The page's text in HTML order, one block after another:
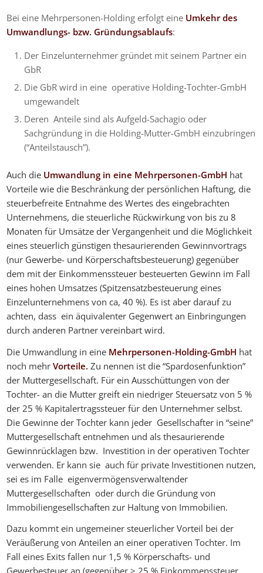
Bei eine Mehrpersonen-Holding erfolgt eine Umkehr des
Umwandlungs- bzw. Gründungsablaufs:
Der Einzelunternehmer gründet mit seinem Partner ein
GbR
Die GbR wird in eine operative Holding-Tochter-GmbH
umgewandelt
Deren Anteile sind als Aufgeld-Sachagio oder
Sachgründung in die Holding-Mutter-GmbH einzubringen
(“Anteilstausch”).
Auch die Umwandlung in eine Mehrpersonen-GmbH hat
Vorteile wie die Beschränkung der persönlichen Haftung, die
steuerbefreite Entnahme des Wertes des eingebrachten
Unternehmens, die steuerliche Rückwirkung von bis zu 8
Monaten für Umsätze der Vergangenheit und die Möglichkeit
eines steuerlich günstigen thesaurierenden Gewinnvortrags
(nur Gewerbe- und Körperschaftsbesteuerung) gegenüber
dem mit der Einkommenssteuer besteuerten Gewinn im Fall
eines hohen Umsatzes (Spitzensatzbesteuerung eines
Einzelunternehmens von ca, 40 %). Es ist aber darauf zu
achten, dass ein äquivalenter Gegenwert an Einbringungen
durch anderen Partner vereinbart wird.
Die Umwandlung in eine Mehrpersonen-Holding-GmbH hat
noch mehrVorteile.Zu nennen ist die “Spardosenfunktion”
der Muttergesellschaft. Für ein Ausschüttungen von der
Tochter- an die Mutter greift ein niedriger Steuersatz von 5 %
der 25 % Kapitalertragssteuer für den Unternehmer selbst.
Die Gewinne der Tochter kann jeder Gesellschafter in “seine”
Muttergesellschaft entnehmen und als thesaurierende
Gewinnrücklagen bzw. Investition in der operativen Tochter
verwenden. Er kann sie auch für private Investitionen nutzen,
sei es im Falle eigenvermögensverwaltender
Muttergesellschaften oder durch die Gründung von
Immobiliengesellschaften zur Haltung von Immobilien.
Dazu kommt ein ungemeiner steuerlicher Vorteil bei der
Veräußerung von Anteilen an einer operativen Tochter. Im
Fall eines Exits fallen nur 1,5 % Körperschafts- und